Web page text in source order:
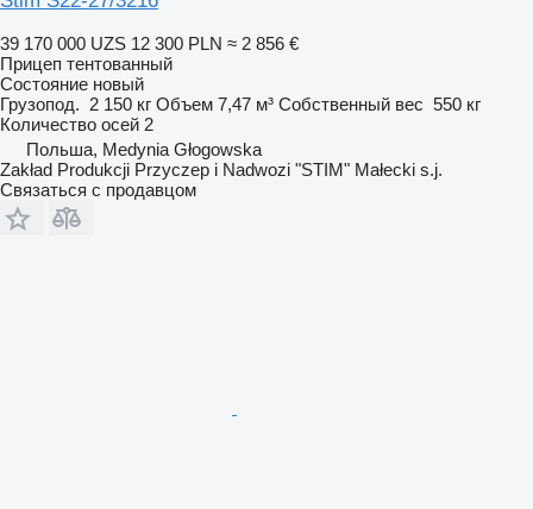
39 170 000 UZS 12 300 PLN ≈ 2 856 €
Прицеп тентованный
Состояние новый
Грузопод. 2 150 кг Объем 7,47 м³ Собственный вес 550 кг
Количество осей 2
Польша, Medynia Głogowska
Zakład Produkcji Przyczep i Nadwozi "STIM" Małecki s.j.
Связаться с продавцом